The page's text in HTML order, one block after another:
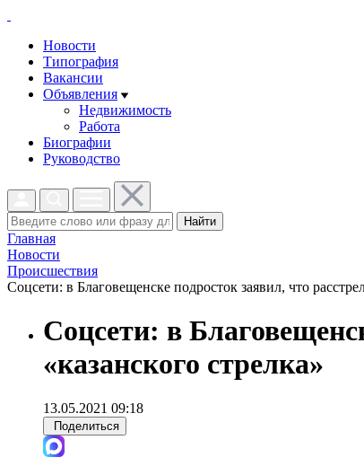
Новости
Типография
Вакансии
Объявления
Недвижимость
Работа
Биографии
Руководство
Найти
Главная
Новости
Проиcшествия
Соцсети: в Благовещенске подросток заявил, что
Соцсети: в
«казанского стрелка»
13.05.2021 09:18
Поделиться